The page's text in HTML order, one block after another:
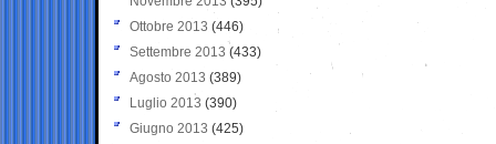
Ottobre 2013 (446)
Settembre 2013 (433)
Agosto 2013 (389)
Luglio 2013 (390)
Giugno 2013 (425)